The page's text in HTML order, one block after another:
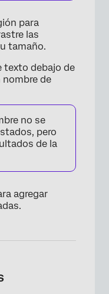
para
las
tamaño.
texto debajo de
nombre de
no se
pero
de la
agregar